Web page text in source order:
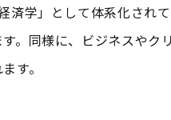
済学」として体系化され
。同様に、ビジネスやク
す。